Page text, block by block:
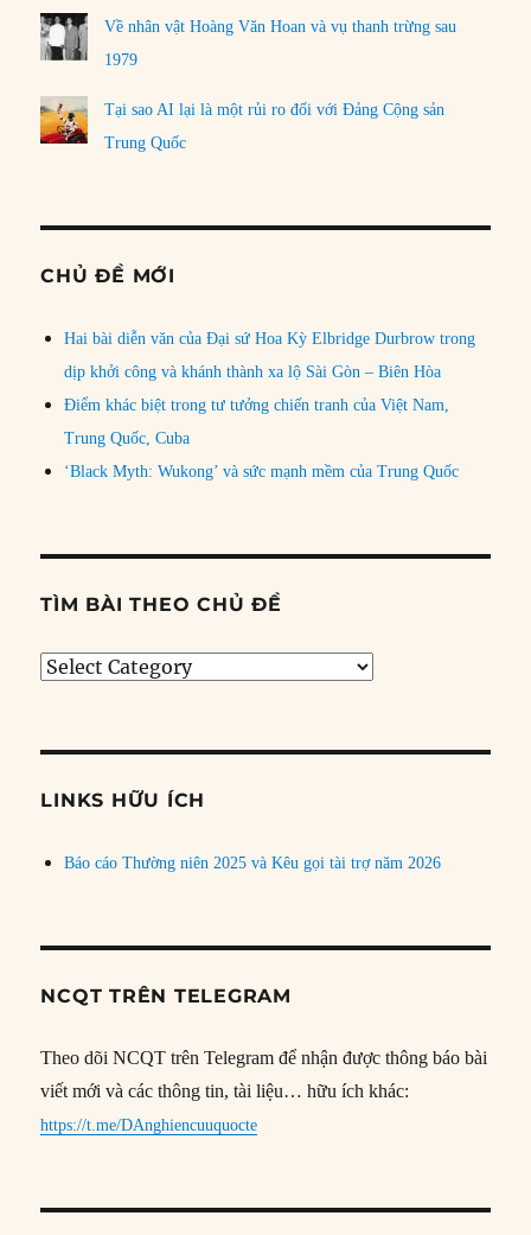
Về nhân vật Hoàng Văn Hoan và vụ thanh trừng sau
1979
Tại sao AI lại là một rủi ro đối với Đảng Cộng sản
Trung Quốc
CHỦ ĐỀ MỚI
Hai bài diễn văn của Đại sứ Hoa Kỳ Elbridge Durbrow trong
dịp khởi công và khánh thành xa lộ Sài Gòn – Biên Hòa
Điểm khác biệt trong tư tưởng chiến tranh của Việt Nam,
Trung Quốc, Cuba
‘Black Myth: Wukong’ và sức mạnh mềm của Trung Quốc
TÌM BÀI THEO CHỦ ĐỀ
Tìm
đề
LINKS HỮU ÍCH
Báo cáo Thường niên 2025 và Kêu gọi tài trợ năm 2026
NCQT TRÊN TELEGRAM
Theo dõi NCQT trên Telegram để nhận được thông báo bài
viết mới và các thông tin, tài liệu… hữu ích khác:
https://t.me/DAnghiencuuquocte